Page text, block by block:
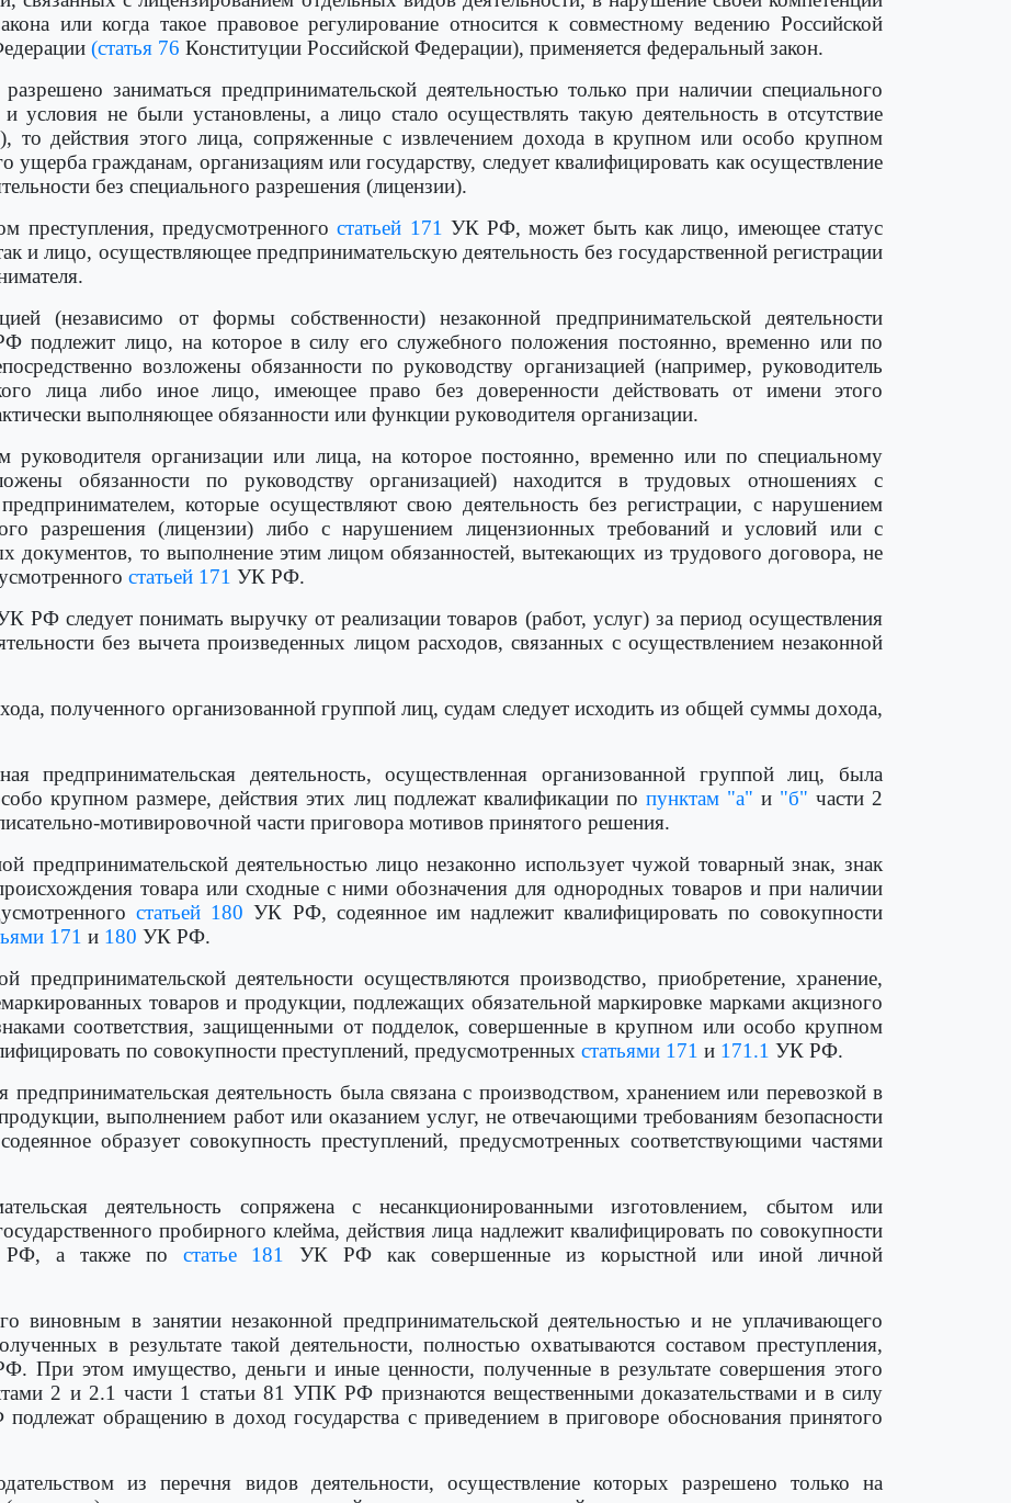
или когда такое правовое регулирование относится к совместному ведению Российской
(статья 76 Конституции Российской Федерации), применяется федеральный закон.
заниматься предпринимательской деятельностью только при наличии специального
условия не были установлены, а лицо стало осуществлять такую деятельность в отсутствие
то действия этого лица, сопряженные с извлечением дохода в крупном или особо крупном
ущерба гражданам, организациям или государству, следует квалифицировать как осуществление
без специального разрешения (лицензии).
преступления, предусмотренногостатьей 171 УК РФ, может быть как лицо, имеющее статус
и лицо, осуществляющее предпринимательскую деятельность без государственной регистрации
(независимо от формы собственности) незаконной предпринимательской деятельности
подлежит лицо, на которое в силу его служебного положения постоянно, временно или по
возложены обязанности по руководству организацией (например, руководитель
лица либо иное лицо, имеющее право без доверенности действовать от имени этого
выполняющее обязанности или функции руководителя организации.
руководителя организации или лица, на которое постоянно, временно или по специальному
обязанности по руководству организацией) находится в трудовых отношениях с
которые осуществляют свою деятельность без регистрации, с нарушением
разрешения (лицензии) либо с нарушением лицензионных требований и условий или с
документов, то выполнение этим лицом обязанностей, вытекающих из трудового договора, не
статьей 171 УК РФ.
РФ следует понимать выручку от реализации товаров (работ, услуг) за период осуществления
без вычета произведенных лицом расходов, связанных с осуществлением незаконной
полученного организованной группой лиц, судам следует исходить из общей суммы дохода,
предпринимательская деятельность, осуществленная организованной группой лиц, была
крупном размере, действия этих лиц подлежат квалификации по пунктам "а" и "б" части 2
мотивировочной части приговора мотивов принятого решения.
предпринимательской деятельностью лицо незаконно использует чужой товарный знак, знак
товара или сходные с ними обозначения для однородных товаров и при наличии
статьей 180 УК РФ, содеянное им надлежит квалифицировать по совокупности
171 и 180 УК РФ.
предпринимательской деятельности осуществляются производство, приобретение, хранение,
товаров и продукции, подлежащих обязательной маркировке марками акцизного
соответствия, защищенными от подделок, совершенные в крупном или особо крупном
по совокупности преступлений, предусмотренных статьями 171 и 171.1 УК РФ.
предпринимательская деятельность была связана с производством, хранением или перевозкой в
выполнением работ или оказанием услуг, не отвечающими требованиям безопасности
образует совокупность преступлений, предусмотренных соответствующими частями
деятельность сопряжена с несанкционированными изготовлением, сбытом или
пробирного клейма, действия лица надлежит квалифицировать по совокупности
а также по статье 181
УК РФ как совершенные из корыстной или иной личной
виновным в занятии незаконной предпринимательской деятельностью и не уплачивающего
в результате такой деятельности, полностью охватываются составом преступления,
При этом имущество, деньги и иные ценности, полученные в результате совершения этого
2 и 2.1 части 1 статьи 81 УПК РФ признаются вещественными доказательствами и в силу
обращению в доход государства с приведением в приговоре обоснования принятого
из перечня видов деятельности, осуществление которых разрешено только на